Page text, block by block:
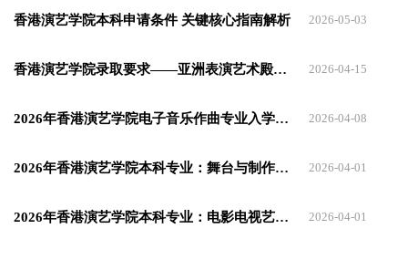
✓ 持有演艺学院颁发之相关学士学位；或持有演艺学院认可的
考）79分或以上之成绩。
平之中文理解及书写能力。
香港演艺学院本科申请条件 关键核心指南解析 2026-05-03
香港演艺学院录取要求——亚洲表演艺术殿堂的"通关密码" 2026-04-15
2026年香港演艺学院电子音乐作曲专业入学条件解析 2026-04-08
2026年香港演艺学院本科专业：舞台与制作艺术主修方向&就业方向 2026-04-01
2026年香港演艺学院本科专业：电影电视艺术主修方向&就业方向 2026-04-01